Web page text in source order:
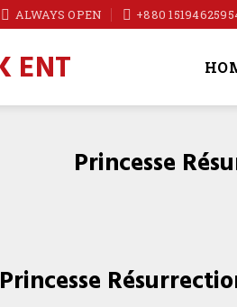
ALWAYS OPEN +880
Princesse
Princesse